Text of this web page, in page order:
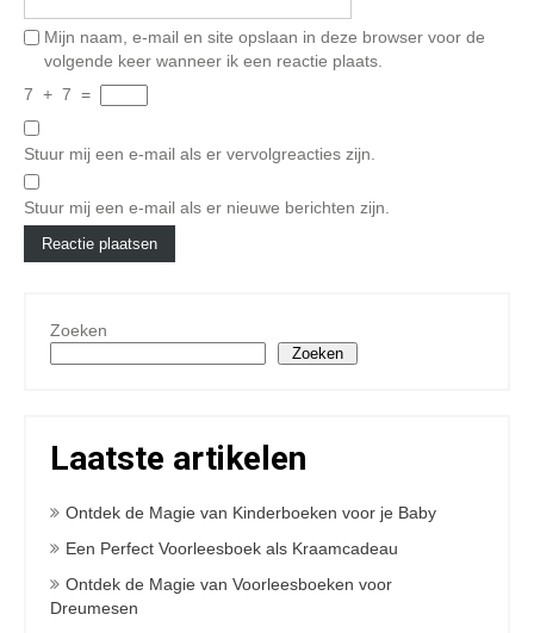
Mijn naam, e-mail en site opslaan in deze browser voor de
volgende keer wanneer ik een reactie plaats.
7 + 7 =
Stuur mij een e-mail als er vervolgreacties zijn.
Stuur mij een e-mail als er nieuwe berichten zijn.
Zoeken
Zoeken
Laatste artikelen
Ontdek de Magie van Kinderboeken voor je Baby
Een Perfect Voorleesboek als Kraamcadeau
Ontdek de Magie van Voorleesboeken voor
Dreumesen